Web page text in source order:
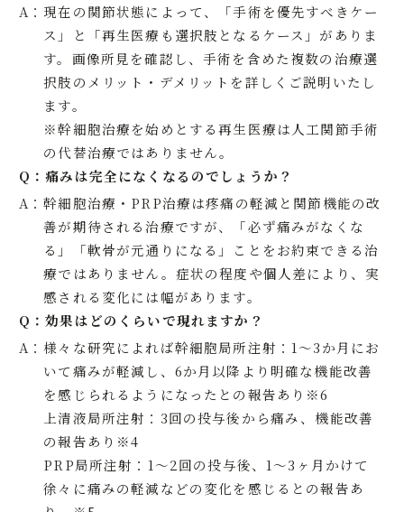
A： 現在の関節状態によって、「手術を優先すべきケー
ス」と「再生医療も選択肢となるケース」がありま
す。画像所見を確認し、手術を含めた複数の治療選
択肢のメリット・デメリットを詳しくご説明いたし
ます。
※幹細胞治療を始めとする再生医療は人工関節手術
の代替治療ではありません。
Q：痛みは完全になくなるのでしょうか？
A：幹細胞治療・PRP治療は疼痛の軽減と関節機能の改
善が期待される治療ですが、「必ず痛みがなくな
る」「軟骨が元通りになる」ことをお約束できる治
療ではありません。症状の程度や個人差により、実
感される変化には幅があります。
Q：効果はどのくらいで現れますか？
A：様々な研究によれば幹細胞局所注射：1～3か月にお
いて痛みが軽減し、6か月以降より明確な機能改善
を感じられるようになったとの報告あり※6
上清液局所注射：3回の投与後から痛み、機能改善
の報告あり※4
PRP局所注射：1～2回の投与後、1〜3ヶ月かけて
徐々に痛みの軽減などの変化を感じるとの報告あ